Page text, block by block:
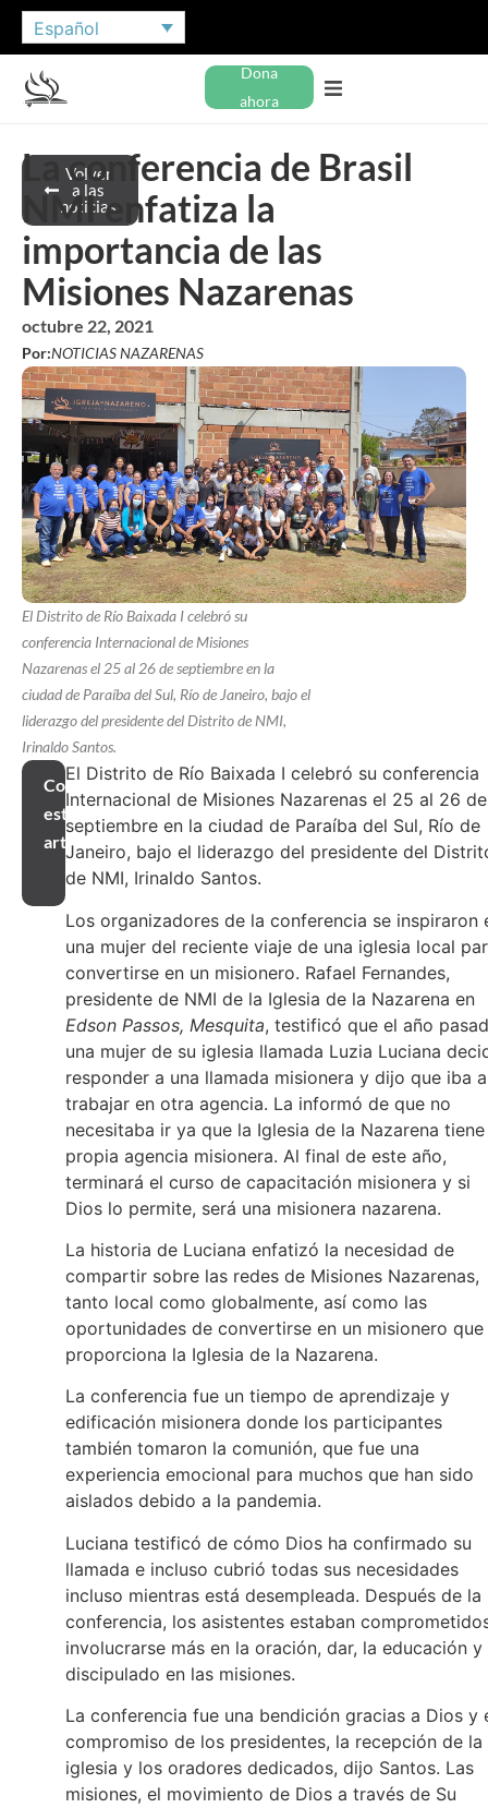
Español
Dona
ahora
Volver
a las
noticias
La conferencia de Brasil
NMI enfatiza la
importancia de las
Misiones Nazarenas
octubre 22, 2021
Por:NOTICIAS NAZARENAS
El Distrito de Río Baixada I celebró su
conferencia Internacional de Misiones
Nazarenas el 25 al 26 de septiembre en la
ciudad de Paraíba del Sul, Río de Janeiro, bajo el
liderazgo del presidente del Distrito de NMI,
Irinaldo Santos.
Compartir
este
artículo
El Distrito de Río Baixada I celebró su conferencia
Internacional de Misiones Nazarenas el 25 al 26 de
septiembre en la ciudad de Paraíba del Sul, Río de
Janeiro, bajo el liderazgo del presidente del
de NMI, Irinaldo Santos.
Los organizadores de la conferencia se inspiraron
una mujer del reciente viaje de una iglesia local
convertirse en un misionero. Rafael Fernandes,
presidente de NMI de la Iglesia de la Nazarena en
Edson Passos, Mesquita, testificó que el año
una mujer de su iglesia llamada Luzia Luciana
responder a una llamada misionera y dijo que iba a
trabajar en otra agencia. La informó de que no
necesitaba ir ya que la Iglesia de la Nazarena
propia agencia misionera. Al final de este año,
terminará el curso de capacitación misionera y si
Dios lo permite, será una misionera nazarena.
La historia de Luciana enfatizó la necesidad de
compartir sobre las redes de Misiones Nazarenas,
tanto local como globalmente, así como las
oportunidades de convertirse en un misionero que
proporciona la Iglesia de la Nazarena.
La conferencia fue un tiempo de aprendizaje y
edificación misionera donde los participantes
también tomaron la comunión, que fue una
experiencia emocional para muchos que han sido
aislados debido a la pandemia.
Luciana testificó de cómo Dios ha confirmado su
llamada e incluso cubrió todas sus necesidades
incluso mientras está desempleada. Después de la
conferencia, los asistentes estaban
involucrarse más en la oración, dar, la educación y
discipulado en las misiones.
La conferencia fue una bendición gracias a Dios y
compromiso de los presidentes, la recepción de la
iglesia y los oradores dedicados, dijo Santos. Las
misiones, el movimiento de Dios a través de Su